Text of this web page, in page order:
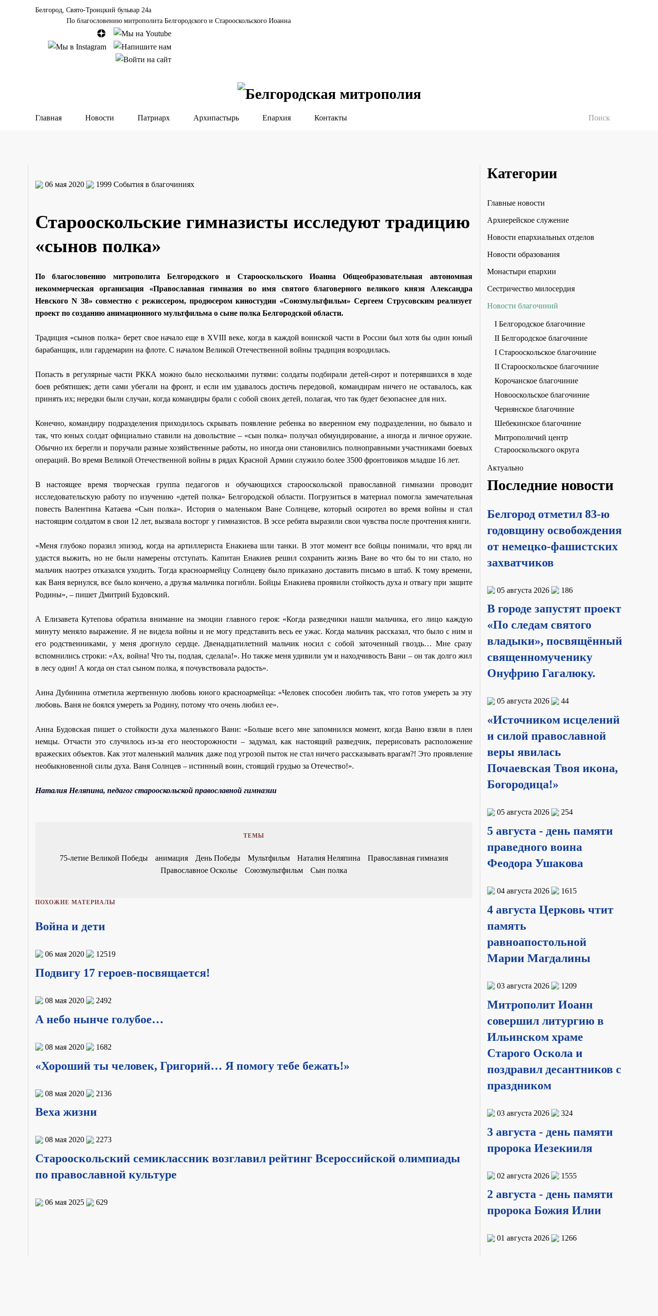
Белгород, Свято-Троицкий бульвар 24а
По благословению митрополита Белгородского и Старооскольского Иоанна
Главная Новости Патриарх Архипастырь Епархия Контакты
06 мая 2020 1999 События в благочиниях
Старооскольские гимназисты исследуют традицию
«сынов полка»
По благословению митрополита Белгородского и Старооскольского Иоанна Общеобразовательная автономная
некоммерческая организация «Православная гимназия во имя святого благоверного великого князя Александра
Невского N 38» совместно с режиссером, продюсером киностудии «Союзмультфильм» Сергеем Струсовским реализует
проект по созданию анимационного мультфильма о сыне полка Белгородской области.
Традиция «сынов полка» берет свое начало еще в XVIII веке, когда в каждой воинской части в России был хотя бы один юный
барабанщик, или гардемарин на флоте. С началом Великой Отечественной войны традиция возродилась.
Попасть в регулярные части РККА можно было несколькими путями: солдаты подбирали детей-сирот и потерявшихся в ходе
боев ребятишек; дети сами убегали на фронт, и если им удавалось достичь передовой, командирам ничего не оставалось, как
принять их; нередки были случаи, когда командиры брали с собой своих детей, полагая, что так будет безопаснее для них.
Конечно, командиру подразделения приходилось скрывать появление ребенка во вверенном ему подразделении, но бывало и
так, что юных солдат официально ставили на довольствие – «сын полка» получал обмундирование, а иногда и личное оружие.
Обычно их берегли и поручали разные хозяйственные работы, но иногда они становились полноправными участниками боевых
операций. Во время Великой Отечественной войны в рядах Красной Армии служило более 3500 фронтовиков младше 16 лет.
В настоящее время творческая группа педагогов и обучающихся старооскольской православной гимназии проводит
исследовательскую работу по изучению «детей полка» Белгородской области. Погрузиться в материал помогла замечательная
повесть Валентина Катаева «Сын полка». История о маленьком Ване Солнцеве, который осиротел во время войны и стал
настоящим солдатом в свои 12 лет, вызвала восторг у гимназистов. В эссе ребята выразили свои чувства после прочтения книги.
«Меня глубоко поразил эпизод, когда на артиллериста Енакиева шли танки. В этот момент все бойцы понимали, что вряд ли
удастся выжить, но не были намерены отступать. Капитан Енакиев решил сохранить жизнь Ване во что бы то ни стало, но
мальчик наотрез отказался уходить. Тогда красноармейцу Солнцеву было приказано доставить письмо в штаб. К тому времени,
как Ваня вернулся, все было кончено, а друзья мальчика погибли. Бойцы Енакиева проявили стойкость духа и отвагу при защите
Родины», – пишет Дмитрий Будовский.
А Елизавета Кутепова обратила внимание на эмоции главного героя: «Когда разведчики нашли мальчика, его лицо каждую
минуту меняло выражение. Я не видела войны и не могу представить весь ее ужас. Когда мальчик рассказал, что было с ним и
его родственниками, у меня дрогнуло сердце. Двенадцатилетний мальчик носил с собой заточенный гвоздь… Мне сразу
вспомнились строки: «Ах, война! Что ты, подлая, сделала!». Но также меня удивили ум и находчивость Вани – он так долго жил
в лесу один! А когда он стал сыном полка, я почувствовала радость».
Анна Дубинина отметила жертвенную любовь юного красноармейца: «Человек способен любить так, что готов умереть за эту
любовь. Ваня не боялся умереть за Родину, потому что очень любил ее».
Анна Будовская пишет о стойкости духа маленького Вани: «Больше всего мне запомнился момент, когда Ваню взяли в плен
немцы. Отчасти это случилось из-за его неосторожности – задумал, как настоящий разведчик, перерисовать расположение
вражеских объектов. Как этот маленький мальчик даже под угрозой пыток не стал ничего рассказывать врагам?! Это проявление
необыкновенной силы духа. Ваня Солнцев – истинный воин, стоящий грудью за Отечество!».
Наталия Неляпина, педагог старооскольской православной гимназии
ТЕМЫ
75-летие Великой Победы анимация День Победы Мультфильм Наталия Неляпина
Православная гимназия
Православное Осколье
Союзмультфильм Сын полка
ПОХОЖИЕ МАТЕРИАЛЫ
Война и дети
06 мая 2020 12519
Подвигу 17 героев-посвящается!
08 мая 2020 2492
А небо нынче голубое…
08 мая 2020 1682
«Хороший ты человек, Григорий… Я помогу тебе бежать!»
08 мая 2020 2136
Веха жизни
08 мая 2020 2273
Старооскольский семиклассник возглавил рейтинг Всероссийской олимпиады
по православной культуре
06 мая 2025 629
Категории
Главные новости
Архиерейское служение
Новости епархиальных отделов
Новости образования
Монастыри епархии
Сестричество милосердия
Новости благочиний
I Белгородское благочиние
II Белгородское благочиние
I Старооскольское благочиние
II Старооскольское благочиние
Корочанское благочиние
Новооскольское благочиние
Чернянское благочиние
Шебекинское благочиние
Митрополичий центр
Старооскольского округа
Актуально
Последние новости
Белгород отметил 83-ю
годовщину освобождения
от немецко-фашистских
захватчиков
05 августа 2026 186
В городе запустят проект
«По следам святого
владыки», посвящённый
священномученику
Онуфрию Гагалюку.
05 августа 2026 44
«Источником исцелений
и силой православной
веры явилась
Почаевская Твоя икона,
Богородица!»
05 августа 2026 254
5 августа - день памяти
праведного воина
Феодора Ушакова
04 августа 2026 1615
4 августа Церковь чтит
память
равноапостольной
Марии Магдалины
03 августа 2026 1209
Митрополит Иоанн
совершил литургию в
Ильинском храме
Старого Оскола и
поздравил десантников с
праздником
03 августа 2026 324
3 августа - день памяти
пророка Иезекииля
02 августа 2026 1555
2 августа - день памяти
пророка Божия Илии
01 августа 2026 1266